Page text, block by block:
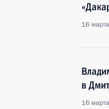
16
в
16